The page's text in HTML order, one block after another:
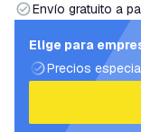
Envío gratuito a
Elige para
Precios